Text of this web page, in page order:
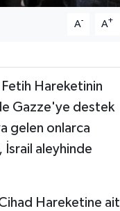
A- A+
Hareketinin
Gazze'ye destek
gelen onlarca
İsrail aleyhinde
Hareketine ait